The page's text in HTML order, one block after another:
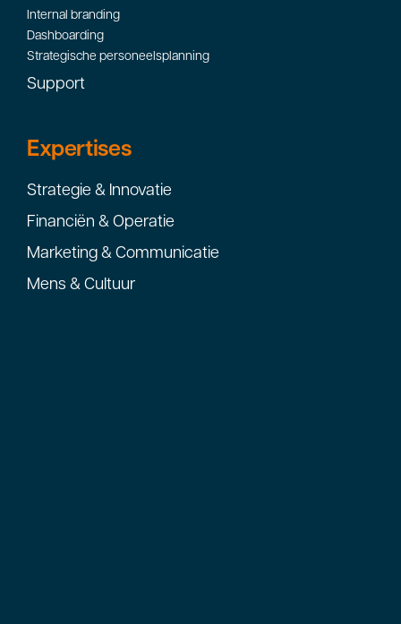
Internal branding
Dashboarding
Strategische personeelsplanning
Support
Expertises
Strategie & Innovatie
Financiën & Operatie
Marketing & Communicatie
Mens & Cultuur